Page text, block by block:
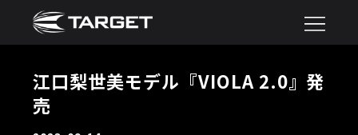
江口梨世美モデル『VIOLA 2.0』発
売